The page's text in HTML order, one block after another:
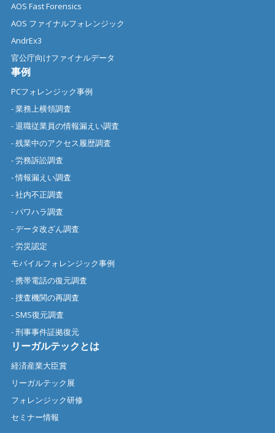
AOS Fast Forensics
AOS ファイナルフォレンジック
AndrEx3
官公庁向けファイナルデータ
事例
PCフォレンジック事例
- 業務上横領調査
- 退職従業員の情報漏えい調査
- 残業中のアクセス履歴調査
- 労務訴訟調査
- 情報漏えい調査
- 社内不正調査
- パワハラ調査
- データ改ざん調査
- 労災認定
モバイルフォレンジック事例
- 携帯電話の復元調査
- 捜査機関の再調査
- SMS復元調査
- 刑事事件証拠復元
リーガルテックとは
経済産業大臣賞
リーガルテック展
フォレンジック研修
セミナー情報